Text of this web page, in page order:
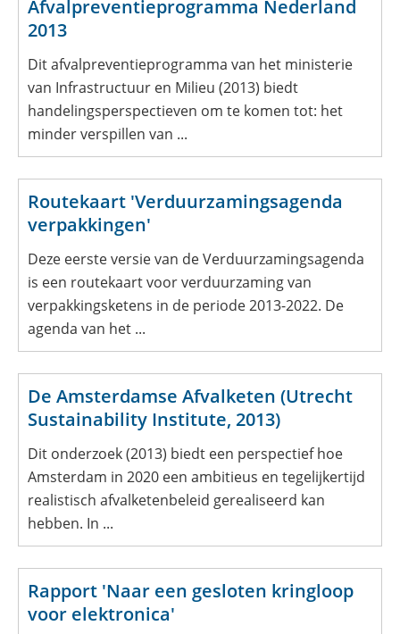
Afvalpreventieprogramma Nederland
2013
Dit afvalpreventieprogramma van het ministerie
van Infrastructuur en Milieu (2013) biedt
handelingsperspectieven om te komen tot: het
minder verspillen van ...
Routekaart 'Verduurzamingsagenda
verpakkingen'
Deze eerste versie van de Verduurzamingsagenda
is een routekaart voor verduurzaming van
verpakkingsketens in de periode 2013-2022. De
agenda van het ...
De Amsterdamse Afvalketen (Utrecht
Sustainability Institute, 2013)
Dit onderzoek (2013) biedt een perspectief hoe
Amsterdam in 2020 een ambitieus en tegelijkertijd
realistisch afvalketenbeleid gerealiseerd kan
hebben. In ...
Rapport 'Naar een gesloten kringloop
voor elektronica'